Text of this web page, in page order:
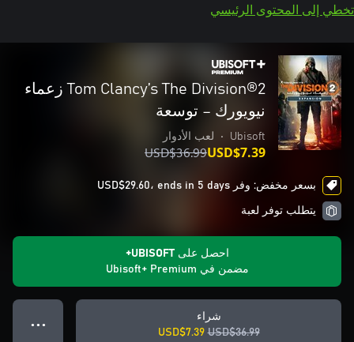
تخطي إلى المحتوى الرئيسي
Tom Clancy’s The Division®2 زعماء
نيويورك – توسعة
Ubisoft
• لعب الأدوار
USD$36.99USD$7.39
بسعر مخفض: وفر USD$29.60، ends in 5 days
يتطلب توفر لعبة
احصل على UBISOFT+
مضمن في Ubisoft+ Premium
شراء
USD$36.99
USD$7.39
● ● ●